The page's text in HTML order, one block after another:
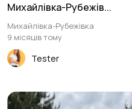
Михайлівка-Рубежів...
Михайлівка-Рубежівка
9 місяців тому
Tester